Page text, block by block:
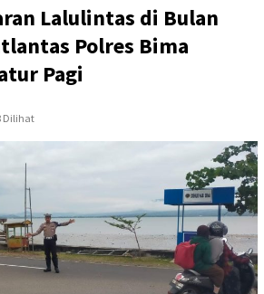
Lalulintas di Bulan
Polres Bima
Pagi
Dilihat